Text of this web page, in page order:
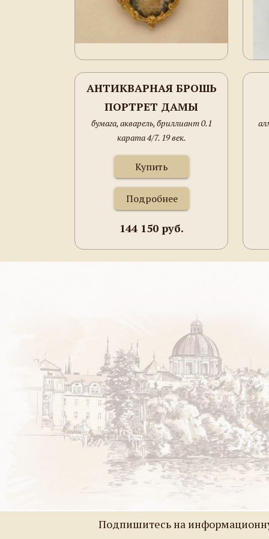
АНТИКВАРНАЯ БРОШЬ
ПОРТРЕТ ДАМЫ
бумага, акварель, бриллиант 0.1
карата 4/7. 19 век.
Купить
Подробнее
144 150 руб.
Подпишитесь на